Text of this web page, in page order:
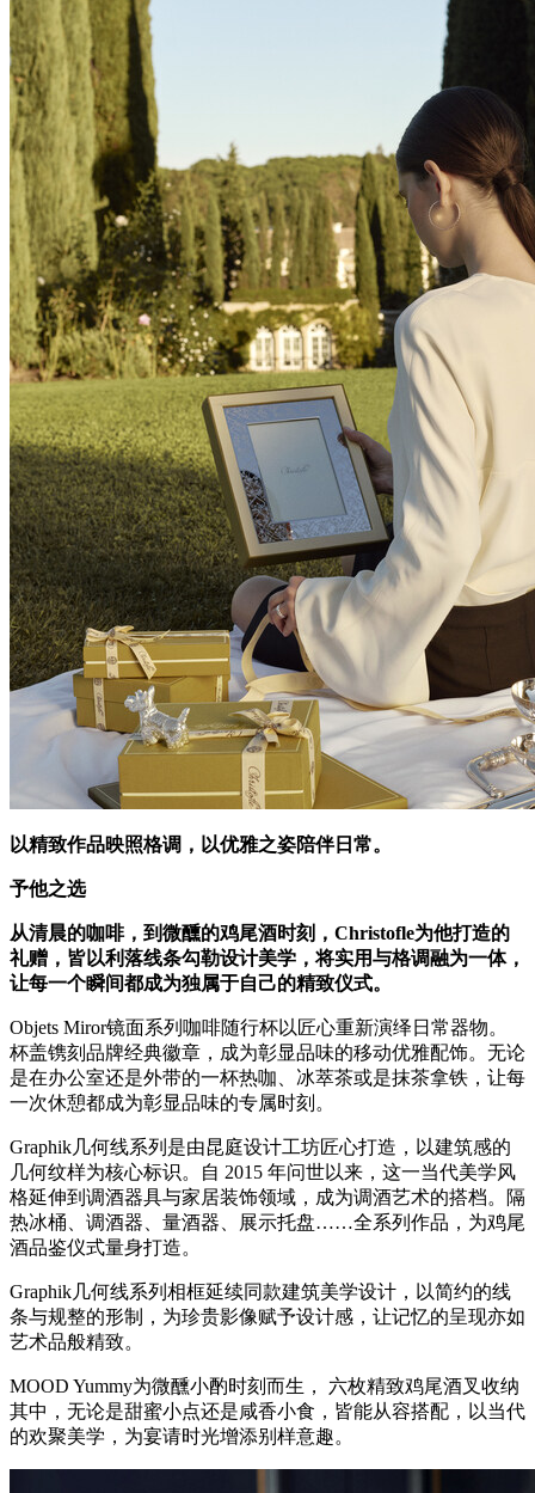
以精致作品映照格调，以优雅之姿陪伴日常。
予他之选
从清晨的咖啡，到微醺的鸡尾酒时刻， Christofle为他打造的
礼赠，皆以利落线条勾勒设计美学，将实用与格调融为一体，
让每一个瞬间都成为独属于自己的精致仪式。
Objets Miror镜面系列咖啡随行杯以匠心重新演绎日常器物。
杯盖镌刻品牌经典徽章，成为彰显品味的移动优雅配饰。无论
是在办公室还是外带的一杯热咖、冰萃茶或是抹茶拿铁，让每
一次休憩都成为彰显品味的专属时刻。
Graphik几何线系列是由昆庭设计工坊匠心打造，以建筑感的
几何纹样为核心标识。自 2015 年问世以来，这一当代美学风
格延伸到调酒器具与家居装饰领域，成为调酒艺术的搭档。隔
热冰桶、调酒器、量酒器、展示托盘……全系列作品，为鸡尾
酒品鉴仪式量身打造。
Graphik几何线系列相框延续同款建筑美学设计，以简约的线
条与规整的形制，为珍贵影像赋予设计感，让记忆的呈现亦如
艺术品般精致。
MOOD Yummy为微醺小酌时刻而生， 六枚精致鸡尾酒叉收纳
其中，无论是甜蜜小点还是咸香小食，皆能从容搭配，以当代
的欢聚美学，为宴请时光增添别样意趣。